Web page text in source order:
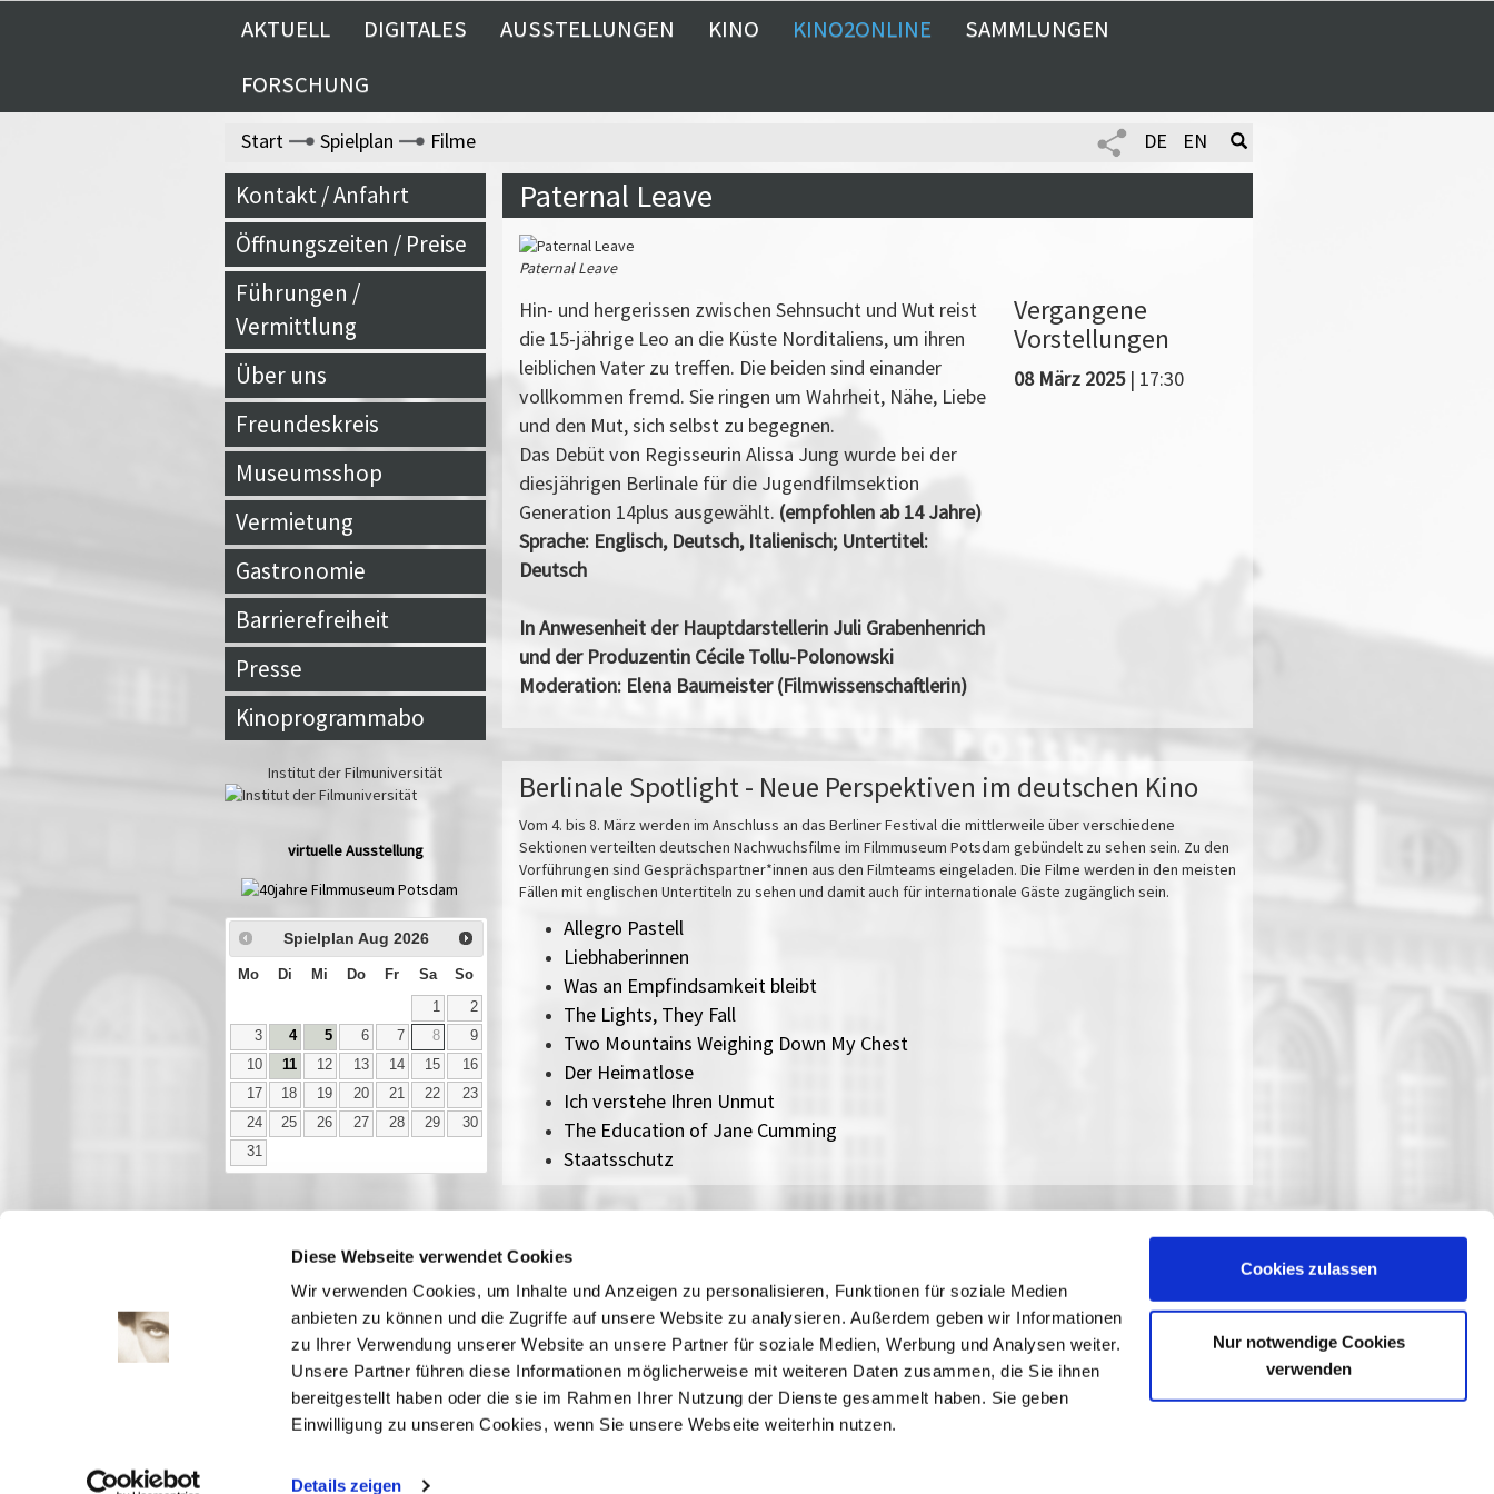
Diese Webseite verwendet Cookies
Wir verwenden Cookies, um Inhalte und Anzeigen zu personalisieren, Funktionen für soziale Medien
anbieten zu können und die Zugriffe auf unsere Website zu analysieren. Außerdem geben wir Informationen
zu Ihrer Verwendung unserer Website an unsere Partner für soziale Medien, Werbung und Analysen weiter.
Unsere Partner führen diese Informationen möglicherweise mit weiteren Daten zusammen, die Sie ihnen
bereitgestellt haben oder die sie im Rahmen Ihrer Nutzung der Dienste gesammelt haben. Sie geben
Einwilligung zu unseren Cookies, wenn Sie unsere Webseite weiterhin nutzen.
Details zeigen
Cookies zulassen
Nur notwendige Cookies
verwenden
AKTUELL DIGITALES AUSSTELLUNGEN KINO KINO2ONLINE
SAMMLUNGEN
FORSCHUNG
Start Spielplan Filme DE EN
Kontakt / Anfahrt
Öffnungszeiten / Preise
Führungen /
Vermittlung
Über uns
Freundeskreis
Museumsshop
Vermietung
Gastronomie
Barrierefreiheit
Presse
Kinoprogrammabo
Institut der Filmuniversität
virtuelle Ausstellung
Spielplan Aug 2026
Mo Di Mi Do Fr Sa So
1
2
3
4 5 6 7 8
9
10
11 12 13 14 15
16
17
18 19 20 21 22
23
24
25 26 27 28 29
30
31
Paternal Leave
Paternal Leave
Hin- und hergerissen zwischen Sehnsucht und Wut reist
die 15-jährige Leo an die Küste Norditaliens, um ihren
leiblichen Vater zu treffen. Die beiden sind einander
vollkommen fremd. Sie ringen um Wahrheit, Nähe, Liebe
und den Mut, sich selbst zu begegnen.
Das Debüt von Regisseurin Alissa Jung wurde bei der
diesjährigen Berlinale für die Jugendfilmsektion
Generation 14plus ausgewählt. (empfohlen ab 14 Jahre)
Sprache: Englisch, Deutsch, Italienisch; Untertitel:
Deutsch
In Anwesenheit der Hauptdarstellerin Juli Grabenhenrich
und der Produzentin Cécile Tollu-Polonowski
Moderation: Elena Baumeister (Filmwissenschaftlerin)
Vergangene
Vorstellungen
08 März 2025| 17:30
Berlinale Spotlight - Neue Perspektiven im deutschen Kino
Vom 4. bis 8. März werden im Anschluss an das Berliner Festival die mittlerweile über verschiedene
Sektionen verteilten deutschen Nachwuchsfilme im Filmmuseum Potsdam gebündelt zu sehen sein. Zu den
Vorführungen sind Gesprächspartner*innen aus den Filmteams eingeladen. Die Filme werden in den meisten
Fällen mit englischen Untertiteln zu sehen und damit auch für internationale Gäste zugänglich sein.
Allegro Pastell
Liebhaberinnen
Was an Empfindsamkeit bleibt
The Lights, They Fall
Two Mountains Weighing Down My Chest
Der Heimatlose
Ich verstehe Ihren Unmut
The Education of Jane Cumming
Staatsschutz
Aktuell
Digitales
Ausstellungen
Kino
Kino2online
Sammlungen
Forschung
Kontakt / Anfahrt
Öffnungszeiten / Preise
Führungen /
Vermittlung
Über uns
Freundeskreis
Museumsshop
Impressum
Sitemap
Datenschutz
Cookie-Einstellungen